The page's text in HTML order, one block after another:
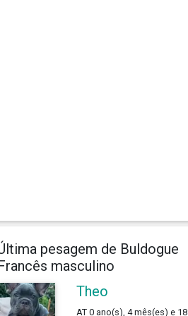
pesagem de Buldogue
masculino
Theo
AT 0 ano(s), 4 mês(es) e 18